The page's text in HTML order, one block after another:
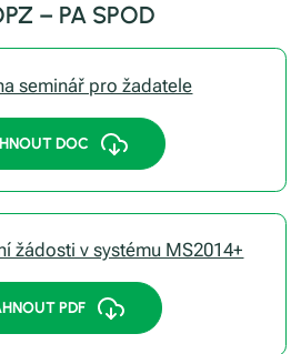
– PA SPOD
seminář pro žadatele
DOC
žádosti v systému MS2014+
PDF